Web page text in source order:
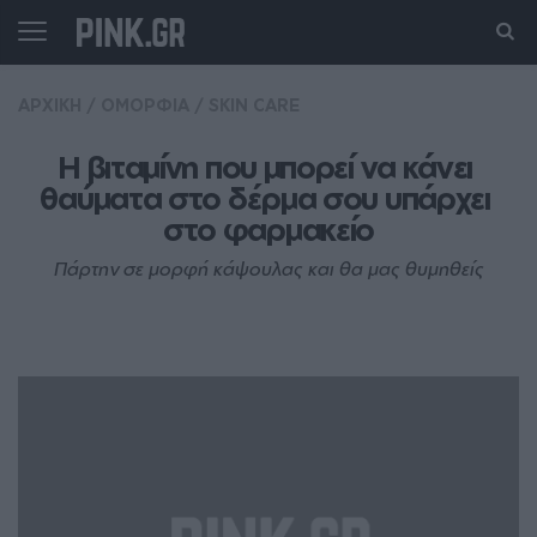
Η βιταμίνη που μπορεί να κάνει
θαύματα στο δέρμα σου υπάρχει
στο φαρμακείο
Πάρτην σε μορφή κάψουλας και θα μας θυμηθείς